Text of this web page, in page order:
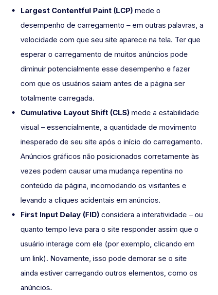
Largest Contentful Paint (LCP) mede o
desempenho de carregamento – em outras palavras, a
velocidade com que seu site aparece na tela. Ter que
esperar o carregamento de muitos anúncios pode
diminuir potencialmente esse desempenho e fazer
com que os usuários saiam antes de a página ser
totalmente carregada.
Cumulative Layout Shift (CLS) mede a estabilidade
visual – essencialmente, a quantidade de movimento
inesperado de seu site após o início do carregamento.
Anúncios gráficos não posicionados corretamente às
vezes podem causar uma mudança repentina no
conteúdo da página, incomodando os visitantes e
levando a cliques acidentais em anúncios.
First Input Delay (FID) considera a interatividade – ou
quanto tempo leva para o site responder assim que o
usuário interage com ele (por exemplo, clicando em
um link). Novamente, isso pode demorar se o site
ainda estiver carregando outros elementos, como os
anúncios.